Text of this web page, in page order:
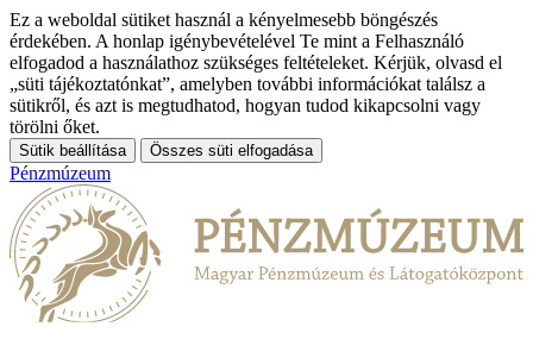
Ez a weboldal sütiket használ a kényelmesebb böngészés
érdekében. A honlap igénybevételével Te mint a Felhasználó
elfogadod a használathoz szükséges feltételeket. Kérjük, olvasd el
„süti tájékoztatónkat”, amelyben további információkat találsz a
sütikről, és azt is megtudhatod, hogyan tudod kikapcsolni vagy
törölni őket.
Sütik beállítása Összes süti elfogadása
Pénzmúzeum